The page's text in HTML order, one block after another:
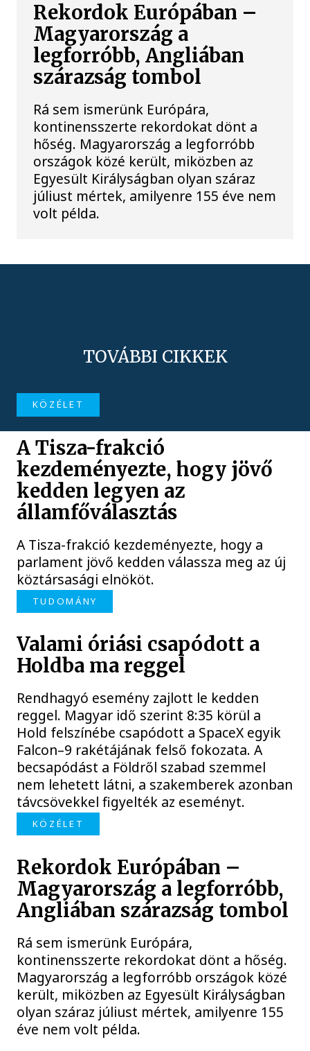
Rekordok Európában –
Magyarország a
legforróbb, Angliában
szárazság tombol
Rá sem ismerünk Európára,
kontinensszerte rekordokat dönt a
hőség. Magyarország a legforróbb
országok közé került, miközben az
Egyesült Királyságban olyan száraz
júliust mértek, amilyenre 155 éve nem
volt példa.
TOVÁBBI CIKKEK
KÖZÉLET
A Tisza-frakció
kezdeményezte, hogy jövő
kedden legyen az
államfőválasztás
A Tisza-frakció kezdeményezte, hogy a
parlament jövő kedden válassza meg az új
köztársasági elnököt.
TUDOMÁNY
Valami óriási csapódott a
Holdba ma reggel
Rendhagyó esemény zajlott le kedden
reggel. Magyar idő szerint 8:35 körül a
Hold felszínébe csapódott a SpaceX egyik
Falcon–9 rakétájának felső fokozata. A
becsapódást a Földről szabad szemmel
nem lehetett látni, a szakemberek azonban
távcsövekkel figyelték az eseményt.
KÖZÉLET
Rekordok Európában –
Magyarország a legforróbb,
Angliában szárazság tombol
Rá sem ismerünk Európára,
kontinensszerte rekordokat dönt a hőség.
Magyarország a legforróbb országok közé
került, miközben az Egyesült Királyságban
olyan száraz júliust mértek, amilyenre 155
éve nem volt példa.